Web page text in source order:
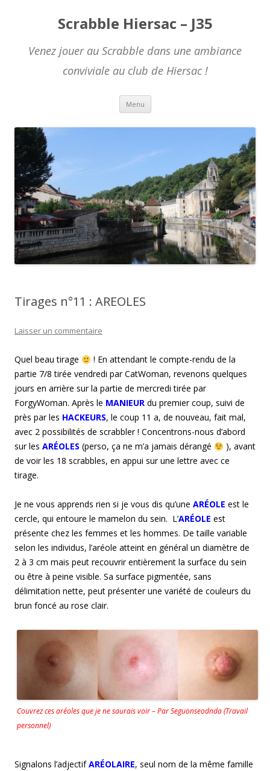
Scrabble Hiersac – J35
Venez jouer au Scrabble dans une ambiance
conviviale au club de Hiersac !
Menu Skip to content
Tirages n°11 : AREOLES
Laisser un commentaire
Quel beau tirage
! En attendant le compte-rendu de la
partie 7/8 tirée vendredi par CatWoman, revenons quelques
jours en arrière sur la partie de mercredi tirée par
ForgyWoman. Après le MANIEUR du premier coup, suivi de
près par les HACKEURS, le coup 11 a, de nouveau, fait mal,
avec 2 possibilités de scrabbler ! Concentrons-nous d’abord
sur les ARÉOLES (perso, ça ne m’a jamais dérangé
), avant
de voir les 18 scrabbles, en appui sur une lettre avec ce
tirage.
Je ne vous apprends rien si je vous dis qu’une ARÉOLE est le
cercle, qui entoure le mamelon du sein. L’ARÉOLE est
présente chez les femmes et les hommes. De taille variable
selon les individus, l’aréole atteint en général un diamètre de
2 à 3 cm mais peut recouvrir entièrement la surface du sein
ou être à peine visible. Sa surface pigmentée, sans
délimitation nette, peut présenter une variété de couleurs du
brun foncé au rose clair.
Couvrez ces aréoles que je ne saurais voir – Par Seguonseodnda (Travail
personnel)
Signalons l’adjectifARÉOLAIRE, seul nom de la même famille